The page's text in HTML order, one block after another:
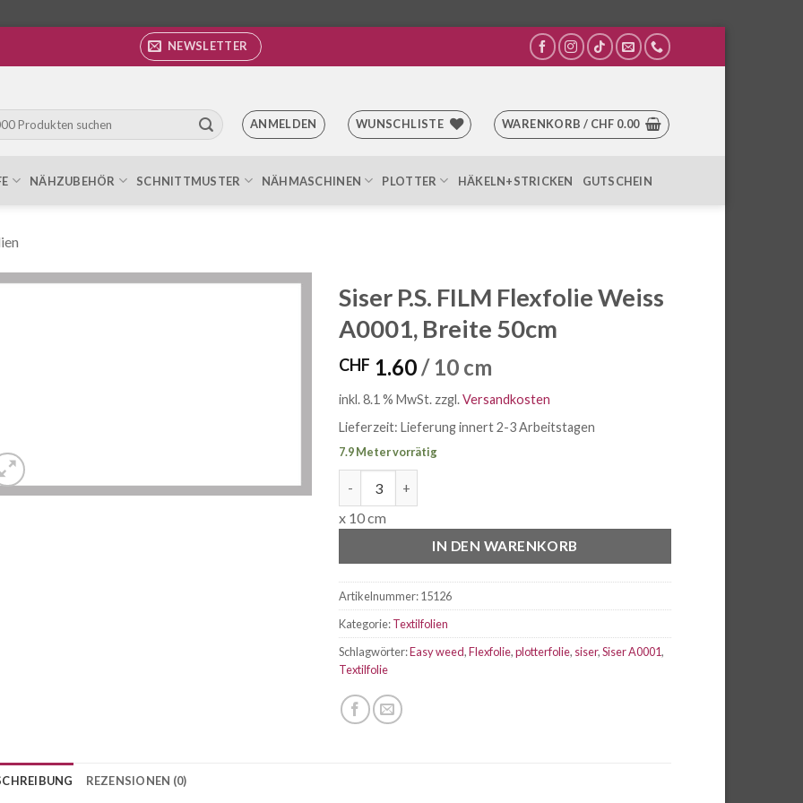
NEWSLETTER
ANMELDEN WUNSCHLISTE WARENKORB / CHF 0.00
NÄHZUBEHÖR SCHNITTMUSTER NÄHMASCHINEN PLOTTER HÄKELN+STRICKEN GUTSCHEIN
Siser P.S. FILM Flexfolie Weiss
A0001, Breite 50cm
CHF 1.60 / 10 cm
inkl. 8.1 % MwSt. zzgl.Versandkosten
Lieferzeit:Lieferung innert 2-3 Arbeitstagen
7.9 Meter vorrätig
x 10 cm
IN DEN WARENKORB
Artikelnummer:15126
Kategorie:Textilfolien
Schlagwörter:Easy weed,Flexfolie,plotterfolie, siser,Siser A0001,
Textilfolie
REZENSIONEN (0)